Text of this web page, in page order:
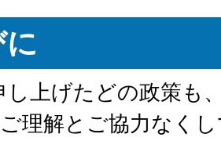
し上げたどの政策も
理解とご協力なく